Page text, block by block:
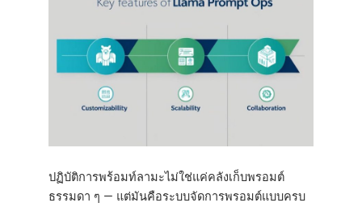
ปฏิบัติการพร้อมท์ลามะไม่ใช่แค่คลังเก็บพรอมต์
ธรรมดา ๆ — แต่มันคือระบบจัดการพรอมต์แบบครบ